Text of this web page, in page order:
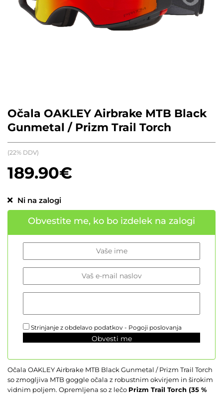
Očala OAKLEY Airbrake MTB Black
Gunmetal / Prizm Trail Torch
189.90€
(22% DDV)
Očala OAKLEY Airbrake MTB Black Gunmetal / Prizm Trail Torch
so zmogljiva MTB goggle očala z robustnim okvirjem in širokim
vidnim poljem. Opremljena so z lečo Prizm Trail Torch (35 %
Ni na zalogi
Obvestite me, ko bo izdelek na zalogi
Strinjanje z obdelavo podatkov - Pogoji poslovanja
Obvesti me